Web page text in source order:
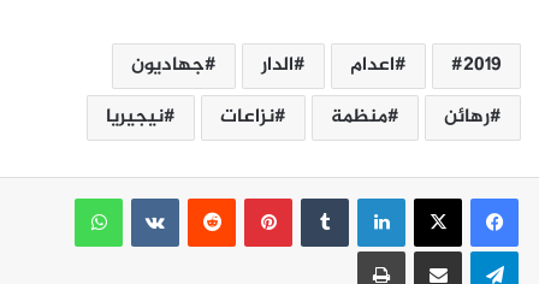
2019 اعدام الدار
جهاديون
رهائن
منظمة نزاعات نيجيريا
لينكدإن بينتيريست
واتساب
تيلقرام مشاركة عبر البريد طباعة